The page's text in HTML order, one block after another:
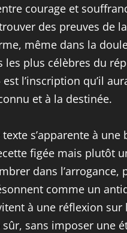
courage et
des preuves de
même dans la
les plus célèbres du
l’inscription qu’il
et à la destinée.
s’apparente à
figée mais plutôt
dans
comme un
à une réflexion
sans imposer une